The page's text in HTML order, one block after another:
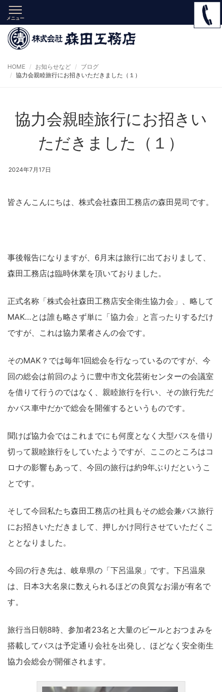
メニュー
HOME お知らせなど
ブログ
協力会親睦旅行にお招きいただきました（１）
協力会親睦旅行にお招きい
ただきました（１）
2024年7月17日
皆さんこんにちは、株式会社森田工務店の森田晃司です。
事後報告になりますが、6月末は旅行に出ておりまして、
森田工務店は臨時休業を頂いておりました。
正式名称「株式会社森田工務店安全衛生協力会」、略して
MAK…とは誰も略さず単に「協力会」と言ったりするだけ
ですが、これは協力業者さんの会です。
そのMAK？では毎年1回総会を行なっているのですが、今
回の総会は前回のように豊中市文化芸術センターの会議室
を借りて行うのではなく、親睦旅行を行い、その旅行先だ
かバス車中だかで総会を開催するというものです。
聞けば協力会ではこれまでにも何度となく大型バスを借り
切って親睦旅行をしていたようですが、ここのところはコ
ロナの影響もあって、今回の旅行は約9年ぶりだというこ
とです。
そして今回私たち森田工務店の社員もその総会兼バス旅行
にお招きいただきまして、押しかけ同行させていただくこ
ととなりました。
今回の行き先は、岐阜県の「下呂温泉」です。下呂温泉
は、日本3大名泉に数えられるほどの良質なお湯が有名で
す。
旅行当日朝8時、参加者23名と大量のビールとおつまみを
搭載してバスは予定通り会社を出発し、ほどなく安全衛生
協力会総会が開催されます。